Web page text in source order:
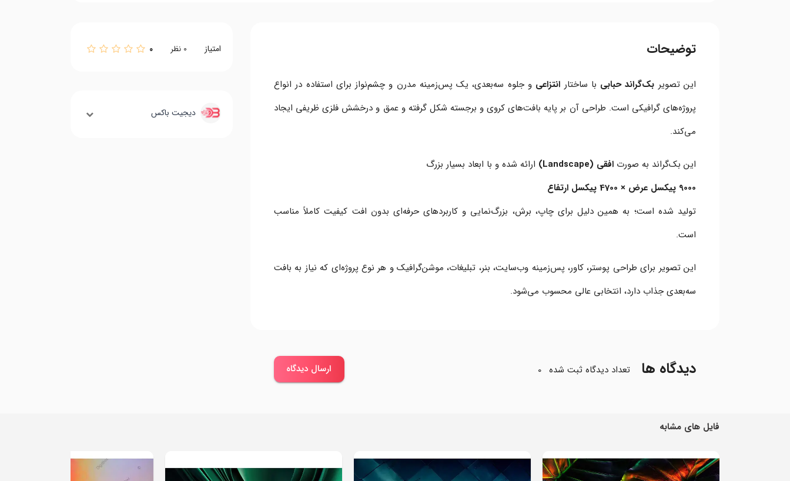
توضیحات
این تصویر بک‌گراند حبابی با ساختار انتزاعی و جلوه سه‌بعدی، یک پس‌زمینه مدرن و چشم‌نواز برای استفاده در انواع
پروژه‌های گرافیکی است. طراحی آن بر پایه بافت‌های کروی و برجسته شکل گرفته و عمق و درخشش فلزی ظریفی ایجاد
می‌کند.
این بک‌گراند به صورت افقی (Landscape)
ارائه شده و با ابعاد بسیار بزرگ
9000 پیکسل عرض × 4700 پیکسل ارتفاع
تولید شده است؛ به همین دلیل برای چاپ، برش، بزرگ‌نمایی و کاربردهای حرفه‌ای بدون افت کیفیت کاملاً مناسب
است.
این تصویر برای طراحی پوستر، کاور، پس‌زمینه وب‌سایت، بنر، تبلیغات، موشن‌گرافیک و هر نوع پروژه‌ای که نیاز به بافت
سه‌بعدی جذاب دارد، انتخابی عالی محسوب می‌شود.
دیدگاه ها تعداد دیدگاه ثبت شده 0 ارسال دیدگاه
امتیاز 0 نظر 0
دیجیت باکس
فایل های مشابه